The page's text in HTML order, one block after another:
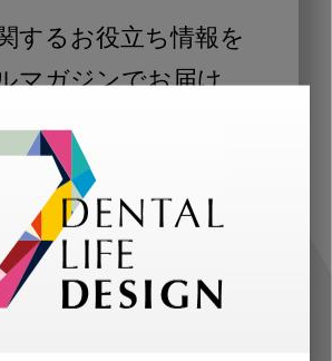
するお役立ち情報を
マガジンでお届け
だいた職種（歯科医師、歯
歯科技工士）に合わせた内
マガジンをお届けします。